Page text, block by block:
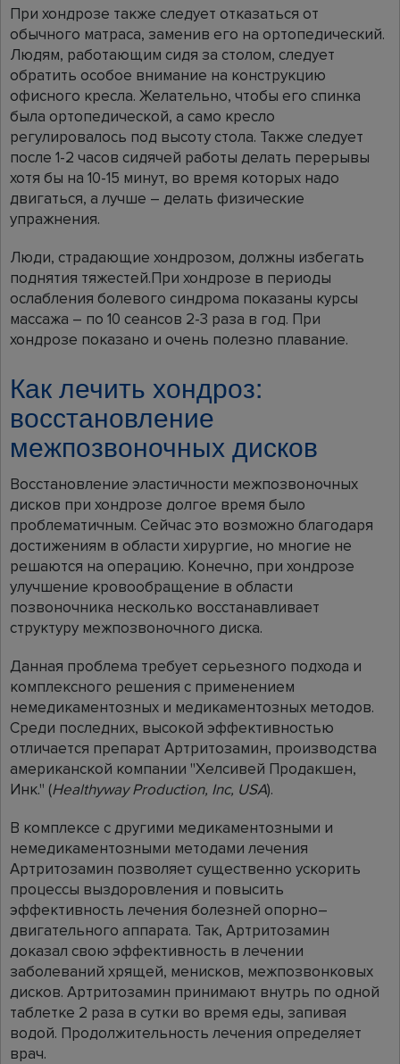
При хондрозе также следует отказаться от
обычного матраса, заменив его на ортопедический.
Людям, работающим сидя за столом, следует
обратить особое внимание на конструкцию
офисного кресла. Желательно, чтобы его спинка
была ортопедической, а само кресло
регулировалось под высоту стола. Также следует
после 1-2 часов сидячей работы делать перерывы
хотя бы на 10-15 минут, во время которых надо
двигаться, а лучше – делать физические
упражнения.
Люди, страдающие хондрозом, должны избегать
поднятия тяжестей.При хондрозе в периоды
ослабления болевого синдрома показаны курсы
массажа – по 10 сеансов 2-3 раза в год. При
хондрозе показано и очень полезно плавание.
Как лечить хондроз:
восстановление
межпозвоночных дисков
Восстановление эластичности межпозвоночных
дисков при хондрозе долгое время было
проблематичным. Сейчас это возможно благодаря
достижениям в области хирургие, но многие не
решаются на операцию. Конечно, при хондрозе
улучшение кровообращение в области
позвоночника несколько восстанавливает
структуру межпозвоночного диска.
Данная проблема требует серьезного подхода и
комплексного решения с применением
немедикаментозных и медикаментозных методов.
Среди последних, высокой эффективностью
отличается препарат Артритозамин, производства
американской компании "Хелсивей Продакшен,
Инк." (Healthyway Production, Inc, USA).
В комплексе с другими медикаментозными и
немедикаментозными методами лечения
Артритозамин позволяет существенно ускорить
процессы выздоровления и повысить
эффективность лечения болезней опорно–
двигательного аппарата. Так, Артритозамин
доказал свою эффективность в лечении
заболеваний хрящей, менисков, межпозвонковых
дисков. Артритозамин принимают внутрь по одной
таблетке 2 раза в сутки во время еды, запивая
водой. Продолжительность лечения определяет
врач.